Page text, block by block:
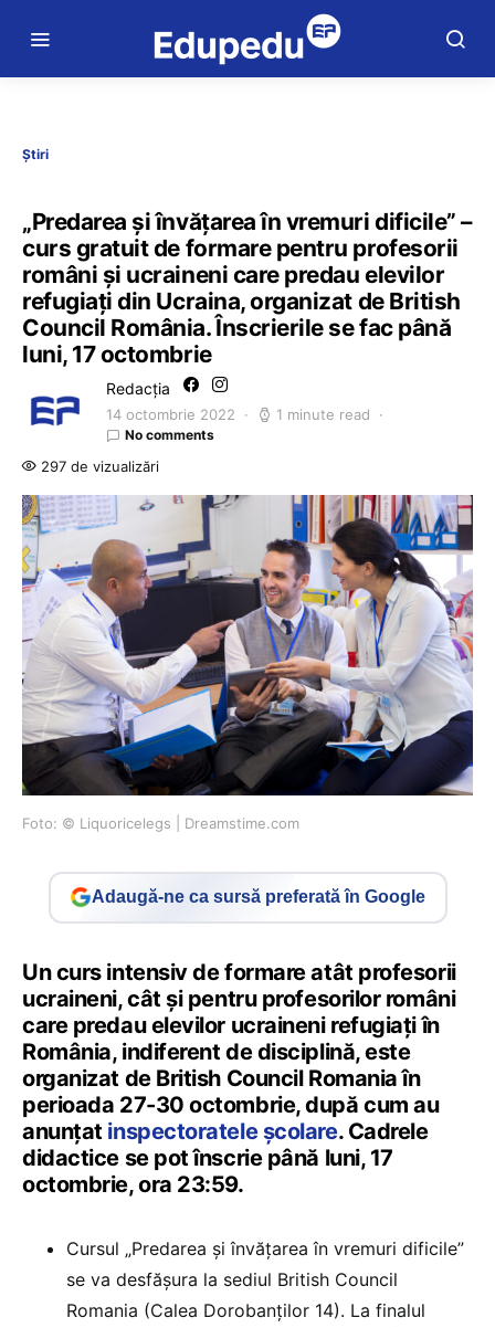
Știri
„Predarea și învățarea în vremuri dificile” –
curs gratuit de formare pentru profesorii
români și ucraineni care predau elevilor
refugiați din Ucraina, organizat de British
Council România. Înscrierile se fac până
luni, 17 octombrie
Redacția
14 octombrie 2022 1 minute read
No comments
297 de vizualizări
Foto: © Liquoricelegs | Dreamstime.com
Adaugă-ne ca sursă preferată în Google
Un curs intensiv de formare atât profesorii
ucraineni, cât și pentru profesorilor români
care predau elevilor ucraineni refugiați în
România, indiferent de disciplină, este
organizat de British Council Romania în
perioada 27-30 octombrie, după cum au
anunțat inspectoratele școlare. Cadrele
didactice se pot înscrie până luni, 17
octombrie, ora 23:59.
Cursul „Predarea și învățarea în vremuri dificile”
se va desfășura la sediul British Council
Romania (Calea Dorobanților 14). La finalul